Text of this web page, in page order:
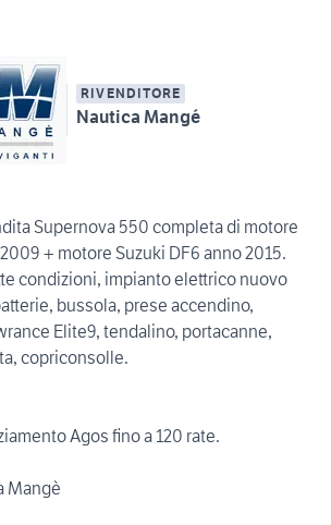
RIVENDITORE
Nautica Mangé
Supernova 550 completa di motore
+ motore Suzuki DF6 anno 2015.
condizioni, impianto elettrico nuovo
bussola, prese accendino,
Elite9, tendalino, portacanne,
copriconsolle.
Agos fino a 120 rate.
Mangè